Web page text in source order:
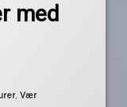
med
,Vær